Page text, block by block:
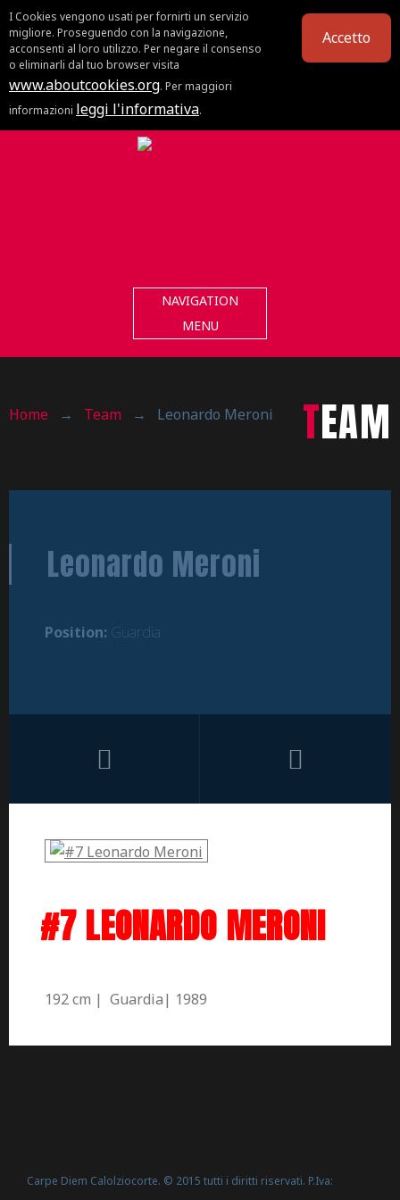
I Cookies vengono usati per fornirti un servizio
migliore. Proseguendo con la navigazione,
acconsenti al loro utilizzo. Per negare il consenso
o eliminarli dal tuo browser visita
www.aboutcookies.org. Per maggiori
informazioni leggi l'informativa.
Accetto
NAVIGATION
MENU
Home → Team → Leonardo Meroni TEAM
Leonardo Meroni
Position: Guardia
#7 LEONARDO MERONI
192 cm | Guardia| 1989
Carpe Diem Calolziocorte. © 2015 tutti i diritti riservati. P.Iva: